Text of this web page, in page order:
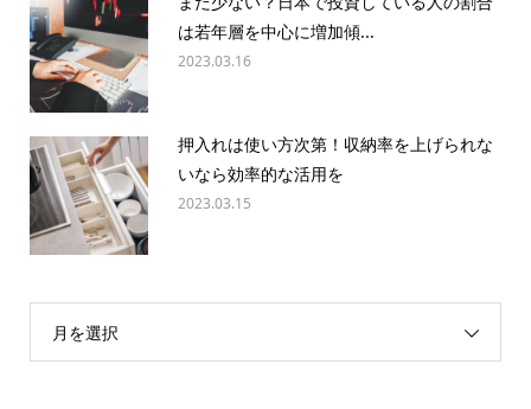
は若年層を中心に増加傾...
2023.03.16
押入れは使い方次第！収納率を上げられな
いなら効率的な活用を
2023.03.15
月を選択